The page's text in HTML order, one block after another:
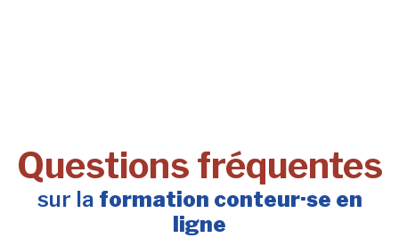
Questions fréquentes
sur la formation conteur·se en
ligne